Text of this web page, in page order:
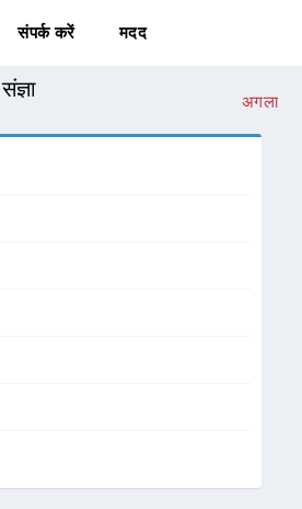
संपर्क करें मदद
संज्ञा
अगला